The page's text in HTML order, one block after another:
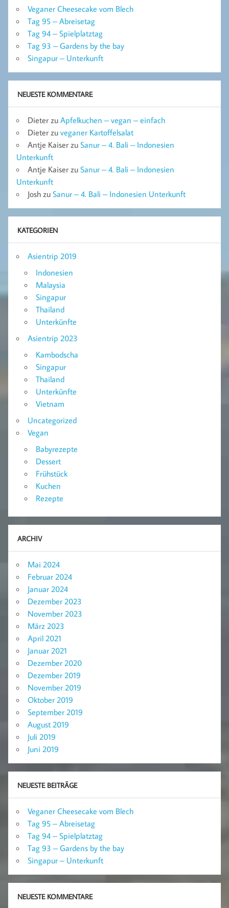
Veganer Cheesecake vom Blech
Tag 95 – Abreisetag
Tag 94 – Spielplatztag
Tag 93 – Gardens by the bay
Singapur – Unterkunft
NEUESTE KOMMENTARE
Dieter zu Apfelkuchen – vegan – einfach
Dieter zu veganer Kartoffelsalat
Antje Kaiser zu Sanur – 4. Bali – Indonesien
Unterkunft
Antje Kaiser zu Sanur – 4. Bali – Indonesien
Unterkunft
Josh zu Sanur – 4. Bali – Indonesien Unterkunft
KATEGORIEN
Asientrip 2019
Indonesien
Malaysia
Singapur
Thailand
Unterkünfte
Asientrip 2023
Kambodscha
Singapur
Thailand
Unterkünfte
Vietnam
Uncategorized
Vegan
Babyrezepte
Dessert
Frühstück
Kuchen
Rezepte
ARCHIV
Mai 2024
Februar 2024
Januar 2024
Dezember 2023
November 2023
März 2023
April 2021
Januar 2021
Dezember 2020
Dezember 2019
November 2019
Oktober 2019
September 2019
August 2019
Juli 2019
Juni 2019
NEUESTE BEITRÄGE
Veganer Cheesecake vom Blech
Tag 95 – Abreisetag
Tag 94 – Spielplatztag
Tag 93 – Gardens by the bay
Singapur – Unterkunft
NEUESTE KOMMENTARE